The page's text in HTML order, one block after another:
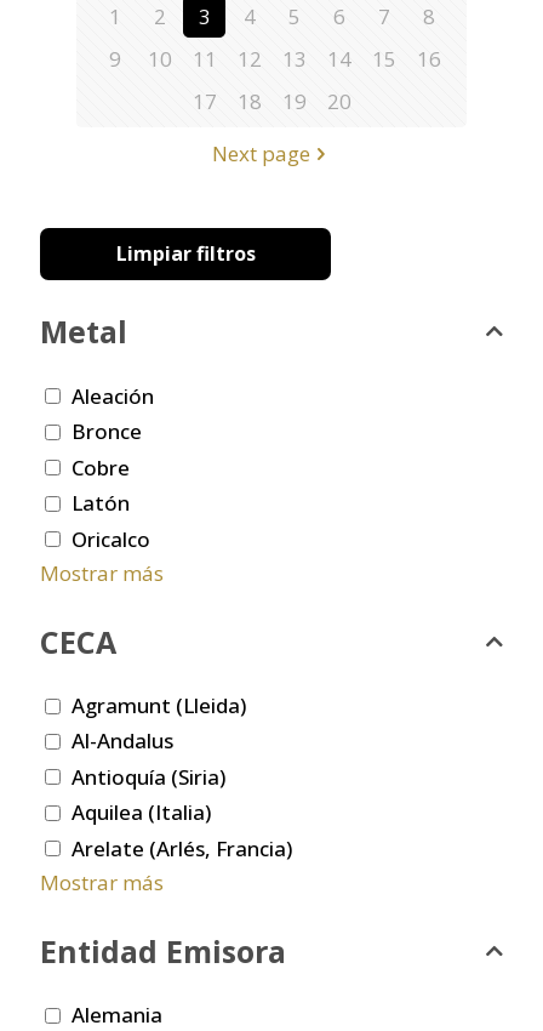
1 2 3 4 5 6 7
8
9
10 11 12 13 14 15
16
17
18 19
20
Next page
Limpiar filtros
Metal
Aleación
Bronce
Cobre
Latón
Oricalco
Mostrar más
CECA
Agramunt (Lleida)
Al-Andalus
Antioquía (Siria)
Aquilea (Italia)
Arelate (Arlés, Francia)
Mostrar más
Entidad Emisora
Alemania